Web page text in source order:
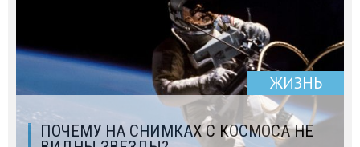
ЖИЗНЬ
ПОЧЕМУ НА СНИМКАХ С КОСМОСА НЕ